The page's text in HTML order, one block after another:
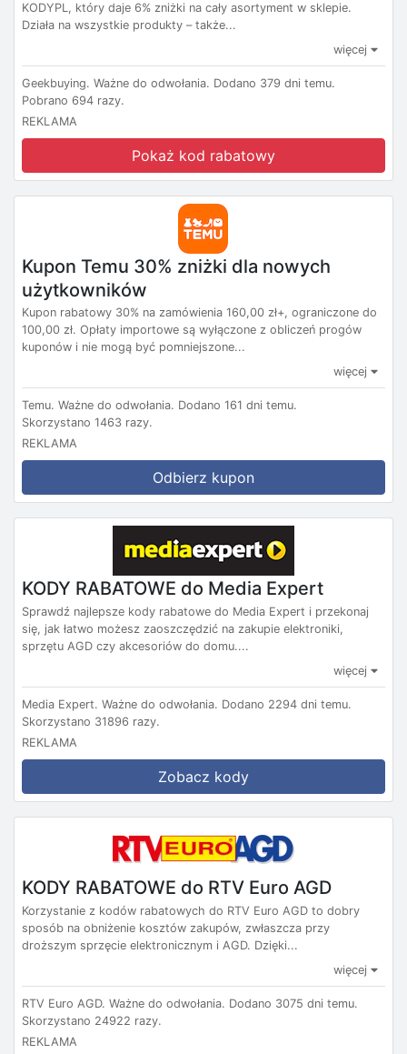
KODYPL, który daje 6% zniżki na cały asortyment w sklepie.
Działa na wszystkie produkty – także...
więcej
Geekbuying. Ważne do odwołania. Dodano 379 dni temu.
Pobrano 694 razy.
REKLAMA
Pokaż kod rabatowy
Kupon Temu 30% zniżki dla nowych
użytkowników
Kupon rabatowy 30% na zamówienia 160,00 zł+, ograniczone do
100,00 zł. Opłaty importowe są wyłączone z obliczeń progów
kuponów i nie mogą być pomniejszone...
więcej
Temu. Ważne do odwołania. Dodano 161 dni temu.
Skorzystano 1463 razy.
REKLAMA
Odbierz kupon
KODY RABATOWE do Media Expert
Sprawdź najlepsze kody rabatowe do Media Expert i przekonaj
się, jak łatwo możesz zaoszczędzić na zakupie elektroniki,
sprzętu AGD czy akcesoriów do domu....
więcej
Media Expert. Ważne do odwołania. Dodano 2294 dni temu.
Skorzystano 31896 razy.
REKLAMA
Zobacz kody
KODY RABATOWE do RTV Euro AGD
Korzystanie z kodów rabatowych do RTV Euro AGD to dobry
sposób na obniżenie kosztów zakupów, zwłaszcza przy
droższym sprzęcie elektronicznym i AGD. Dzięki...
więcej
RTV Euro AGD. Ważne do odwołania. Dodano 3075 dni temu.
Skorzystano 24922 razy.
REKLAMA